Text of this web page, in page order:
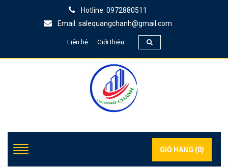
Hotline: 0972880511
Email: salequangchanh@gmail.com
Liên hệ Giới thiệu
GIỎ HÀNG (0)